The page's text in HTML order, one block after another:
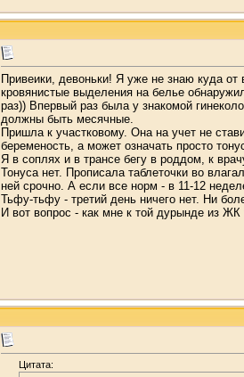
Привеики, девоньки! Я уже не знаю куда
кровянистые выделения на белье
раз)) Впервый раз была у знакомой
должны быть месячные.
Пришла к участковому. Она на учет не
беременость, а может означать просто
Я в соплях и в трансе бегу в роддом, к
Тонуса нет. Прописала таблеточки во
ней срочно. А если все норм - в 11-12
Тьфу-тьфу - третий день ничего нет. Ни
И вот вопрос - как мне к той дурынде из ЖК
Цитата: